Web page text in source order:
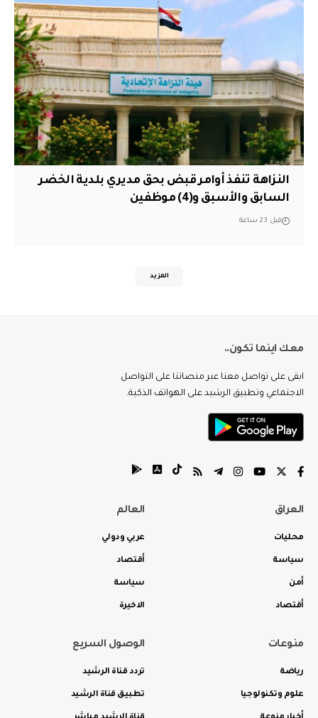
النزاهة تنفذ أوامر قبض بحق مديري بلدية الخضر
السابق والأسبق و(4) موظفين
قبل 23 ساعة
المزيد
معك اينما تكون..
ابقى على تواصل معنا عبر منصاتنا على التواصل
الاجتماعي وتطبيق الرشيد على الهواتف الذكية.
العراق
محليات
سياسة
أمن
أقتصاد
العالم
عربي ودولي
أقتصاد
سياسة
الاخيرة
منوعات
رياضة
علوم وتكنولوجيا
الوصول السريع
تردد قناة الرشيد
تطبيق قناة الرشيد